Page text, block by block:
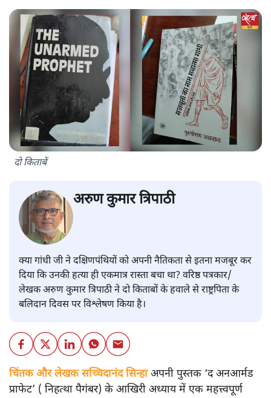
दो किताबें
अरुण कुमार त्रिपाठी
क्या गांधी जी ने दक्षिणपंथियों को अपनी नैतिकता से इतना मजबूर कर
दिया कि उनकी हत्या ही एकमात्र रास्ता बचा था? वरिष्ठ पत्रकार/
लेखक अरुण कुमार त्रिपाठी ने दो किताबों के हवाले से राष्ट्रपिता के
बलिदान दिवस पर विश्लेषण किया है।
चिंतक और लेखक सच्चिदानंद सिन्हाअपनी पुस्तक ‘द अनआर्मड
प्राफेट’ ( निहत्था पैगंबर) के आखिरी अध्याय में एक महत्त्वपूर्ण